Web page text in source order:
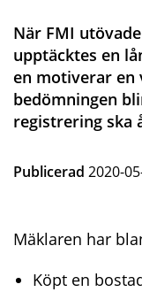
När FMI
upptäcktes en
en motiverar en
bedömningen
registrering ska
Publicerad 2020-
Mäklaren har
Köpt en